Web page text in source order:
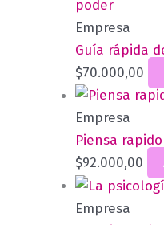
Empresa
Guía rápida
$70.000,00
Empresa
Piensa
$92.000,00
Empresa